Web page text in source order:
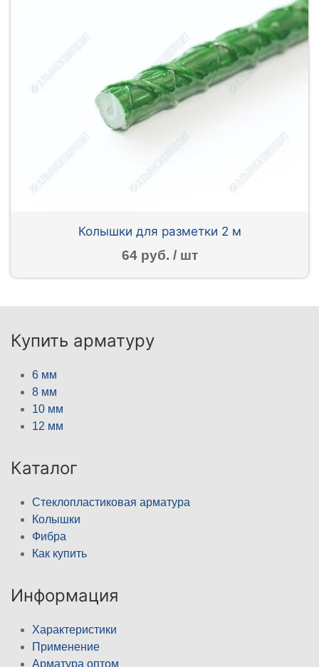
Колышки для разметки 2 м
64 руб. / шт
Купить арматуру
6 мм
8 мм
10 мм
12 мм
Каталог
Стеклопластиковая арматура
Колышки
Фибра
Как купить
Информация
Характеристики
Применение
Арматура оптом